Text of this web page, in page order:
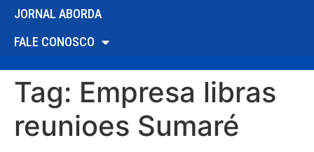
JORNAL ABORDA
FALE CONOSCO
Tag: Empresa libras
reunioes Sumaré